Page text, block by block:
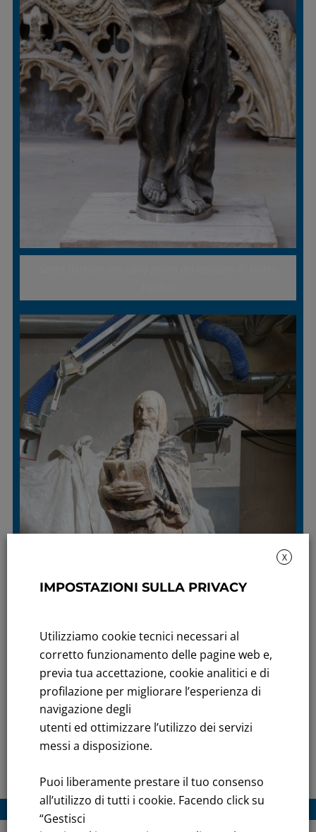
Santo Barbuto con Libro durante il restauro© Magistri Srl
X
IMPOSTAZIONI SULLA PRIVACY
Utilizziamo cookie tecnici necessari al
corretto funzionamento delle pagine web e,
previa tua accettazione, cookie analitici e di
profilazione per migliorare l’esperienza di
navigazione degli
utenti ed ottimizzare l’utilizzo dei servizi
messi a disposizione.
Puoi liberamente prestare il tuo consenso
all’utilizzo di tutti i cookie. Facendo click su
“Gestisci